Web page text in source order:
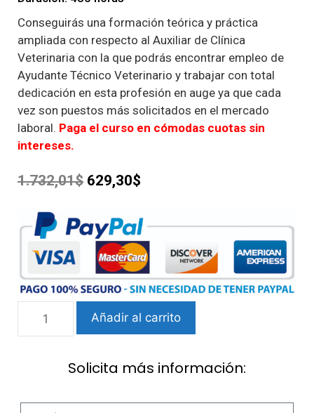
Conseguirás una formación teórica y práctica
ampliada con respecto al Auxiliar de Clínica
Veterinaria con la que podrás encontrar empleo de
Ayudante Técnico Veterinario y trabajar con total
dedicación en esta profesión en auge ya que cada
vez son puestos más solicitados en el mercado
laboral. Paga el curso en cómodas cuotas sin
intereses.
1.732,01$ 629,30$
Añadir al carrito
Solicita más información: